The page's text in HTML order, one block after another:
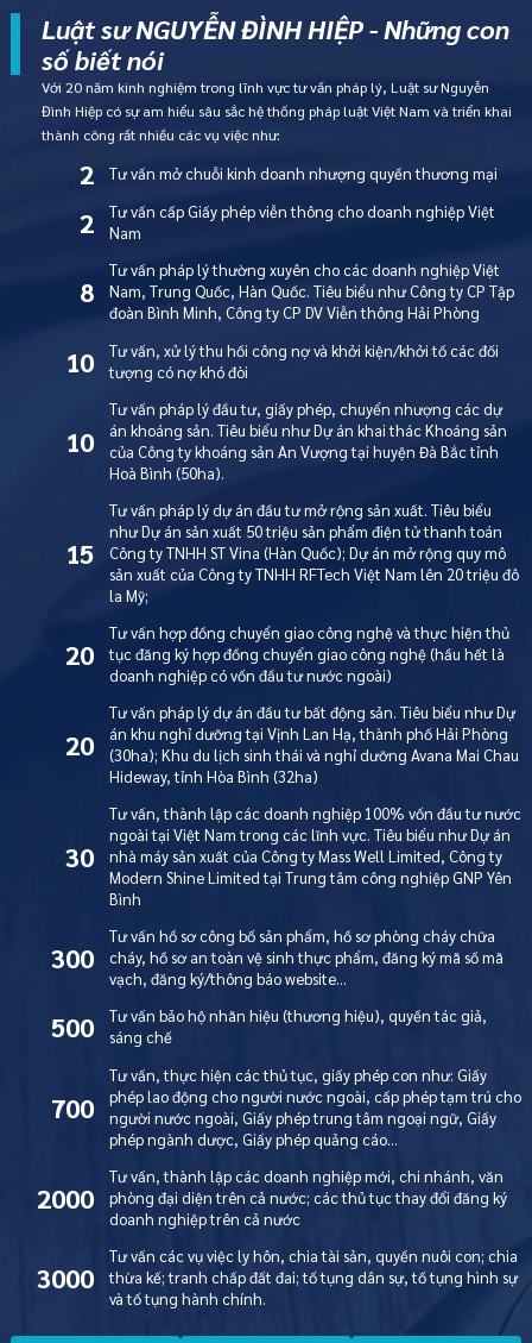
Luật sư NGUYỄN ĐÌNH HIỆP - Những con
số biết nói
Với 20 năm kinh nghiệm trong lĩnh vực tư vấn pháp lý, Luật sư Nguyễn
Đình Hiệp có sự am hiểu sâu sắc hệ thống pháp luật Việt Nam và triển khai
thành công rất nhiều các vụ việc như:
2 Tư vấn mở chuỗi kinh doanh nhượng quyền thương mại
2
Tư vấn cấp Giấy phép viễn thông cho doanh nghiệp Việt
Nam
8
Tư vấn pháp lý thường xuyên cho các doanh nghiệp Việt
Nam, Trung Quốc, Hàn Quốc. Tiêu biểu như Công ty CP Tập
đoàn Bình Minh, Công ty CP DV Viễn thông Hải Phòng
10
Tư vấn, xử lý thu hồi công nợ và khởi kiện/khởi tố các đối
tượng có nợ khó đòi
10
Tư vấn pháp lý đầu tư, giấy phép, chuyển nhượng các dự
án khoáng sản. Tiêu biểu như Dự án khai thác Khoáng sản
của Công ty khoáng sản An Vượng tại huyện Đà Bắc tỉnh
Hoà Bình (50ha).
15
Tư vấn pháp lý dự án đầu tư mở rộng sản xuất. Tiêu biểu
như Dự án sản xuất 50 triệu sản phẩm điện tử thanh toán
Công ty TNHH ST Vina (Hàn Quốc); Dự án mở rộng quy mô
sản xuất của Công ty TNHH RFTech Việt Nam lên 20 triệu đô
la Mỹ;
20
Tư vấn hợp đồng chuyển giao công nghệ và thực hiện thủ
tục đăng ký hợp đồng chuyển giao công nghệ (hầu hết là
doanh nghiệp có vốn đầu tư nước ngoài)
20
Tư vấn pháp lý dự án đầu tư bất động sản. Tiêu biểu như Dự
án khu nghỉ dưỡng tại Vịnh Lan Hạ, thành phố Hải Phòng
(30ha); Khu du lịch sinh thái và nghỉ dưỡng Avana Mai Chau
Hideway, tỉnh Hòa Bình (32ha)
30
Tư vấn, thành lập các doanh nghiệp 100% vốn đầu tư nước
ngoài tại Việt Nam trong các lĩnh vực. Tiêu biểu như Dự án
nhà máy sản xuất của Công ty Mass Well Limited, Công ty
Modern Shine Limited tại Trung tâm công nghiệp GNP Yên
Bình
300
Tư vấn hồ sơ công bố sản phẩm, hồ sơ phòng cháy chữa
cháy, hồ sơ an toàn vệ sinh thực phẩm, đăng ký mã số mã
vạch, đăng ký/thông báo website…
500
Tư vấn bảo hộ nhãn hiệu (thương hiệu), quyền tác giả,
sáng chế
700
Tư vấn, thực hiện các thủ tục, giấy phép con như: Giấy
phép lao động cho người nước ngoài, cấp phép tạm trú cho
người nước ngoài, Giấy phép trung tâm ngoại ngữ, Giấy
phép ngành dược, Giấy phép quảng cáo…
2000
Tư vấn, thành lập các doanh nghiệp mới, chi nhánh, văn
phòng đại diện trên cả nước; các thủ tục thay đổi đăng ký
doanh nghiệp trên cả nước
3000
Tư vấn các vụ việc ly hôn, chia tài sản, quyền nuôi con; chia
thừa kế; tranh chấp đất đai; tố tụng dân sự, tố tụng hình sự
và tố tụng hành chính.